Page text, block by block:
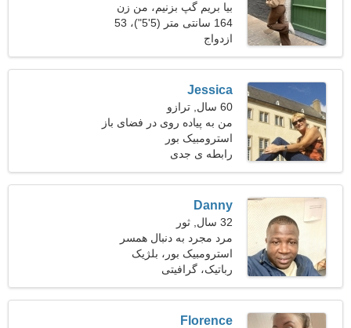
بیا بریم گپ بزنیم، من زن
جذابی هستم
164 سانتی متر (5'5")، 53
کیلوگرم (116 پوند)
ازدواج
Jessica
60 سال, ترازو
من به پیاده روی در فضای باز
و روانشناسی علاقه دارم
استرومبیک بور
رابطه ی جدی
Danny
32 سال, ثور
مرد مجرد به دنبال همسر
استرومبیک بور، بلژیک
رباتیک، گرافیتی
Florence